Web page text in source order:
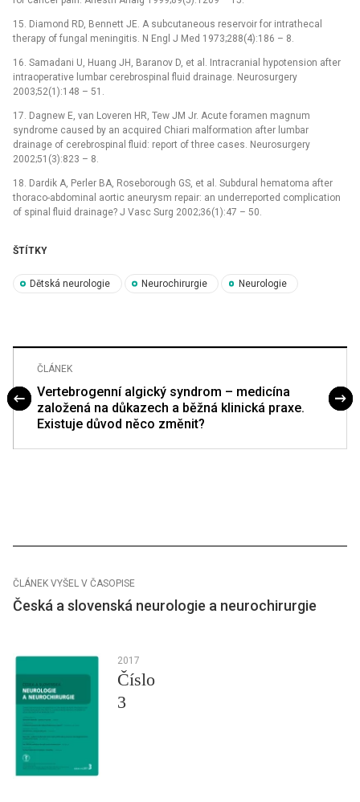
15. Diamond RD, Ben­nett JE. A subcutaneous reservoir for intrathecal
therapy of fungal meningitis. N Engl J Med 1973;288(4):186 –⁠ 8.
16. Samadani U, Huang JH, Baranov D, et al. Intracranial hypotension after
intraoperative lumbar cerebrospinal fluid drainage. Neurosurgery
2003;52(1):148 –⁠ 51.
17. Dagnew E, van Loveren HR, Tew JM Jr. Acute foramen magnum
syndrome caused by an acquired Chiari malformation after lumbar
drainage of cerebrospinal fluid: report of three cases. Neurosurgery
2002;51(3):823 –⁠ 8.
18. Dardik A, Perler BA, Roseborough GS, et al. Subdural hematoma after
thoraco-abdominal aortic aneurysm repair: an under­reported complication
of spinal fluid drainage? J Vasc Surg 2002;36(1):47 –⁠ 50.
ŠTÍTKY
Dětská neurologie Neurochirurgie Neurologie
ČLÁNEK
Vertebrogenní algický syndrom – medicína
založená na důkazech a běžná klinická praxe.
Existuje důvod něco změnit?
ČLÁNEK VYŠEL V ČASOPISE
Česká a slovenská neurologie a neurochirurgie
2017
Číslo
3